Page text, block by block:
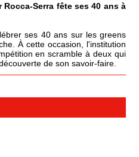
Serra fête ses 40 ans à
ses 40 ans sur les greens
À cette occasion, l'institution
en scramble à deux qui
de son savoir-faire.